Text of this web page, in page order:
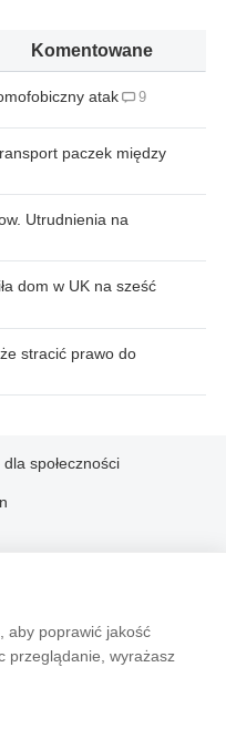
aby poprawić jakość
przeglądanie, wyrażasz
Komentowane
atak 9
paczek między
Utrudnienia na
dom w UK na sześć
stracić prawo do
społeczności